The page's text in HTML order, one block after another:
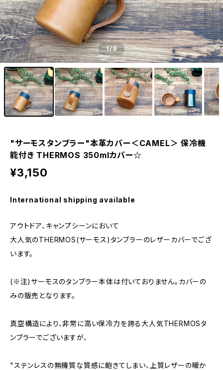
1/9
"サーモスタンブラー"本革カバー＜CAMEL＞ 保冷機
能付き THERMOS 350mlカバー☆
¥3,150
International shipping available
アウトドア、キャンプシーンにおいて
大人気のTHERMOS(サーモス)タンブラーのレザーカバーでござ
います。
(※注)サーモスのタンブラー本体は付いておりません。カバーの
みの販売となります。
真空構造により、非常に高い保冷力を誇る大人気THERMOSタ
ンブラーでございますが、
"ステンレスの無機質な質感に飽きてしまい、上質レザーの暖か